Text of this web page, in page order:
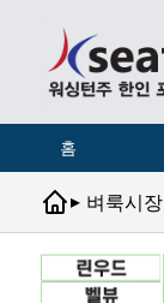
홈
▸ 벼룩시장